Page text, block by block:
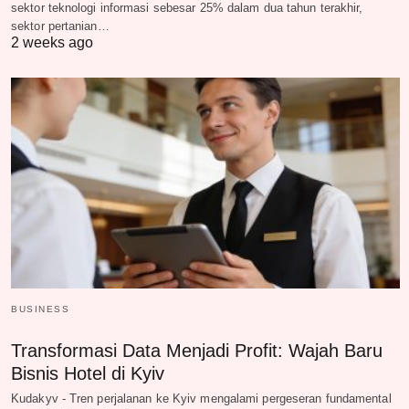
sektor teknologi informasi sebesar 25% dalam dua tahun terakhir,
sektor pertanian…
2 weeks ago
BUSINESS
Transformasi Data Menjadi Profit: Wajah Baru
Bisnis Hotel di Kyiv
Kudakyv - Tren perjalanan ke Kyiv mengalami pergeseran fundamental